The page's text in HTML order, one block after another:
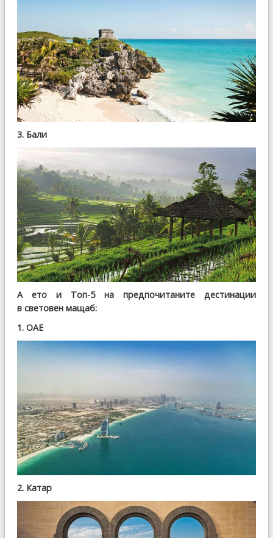
3. Бали
А ето и Топ-5 на предпочитаните дестинации
в световен мащаб:
1. ОАЕ
2. Катар